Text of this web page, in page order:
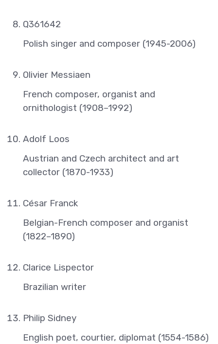
Q361642
Polish singer and composer (1945-2006)
Olivier Messiaen
French composer, organist and
ornithologist (1908–1992)
Adolf Loos
Austrian and Czech architect and art
collector (1870-1933)
César Franck
Belgian-French composer and organist
(1822–1890)
Clarice Lispector
Brazilian writer
Philip Sidney
English poet, courtier, diplomat (1554-1586)